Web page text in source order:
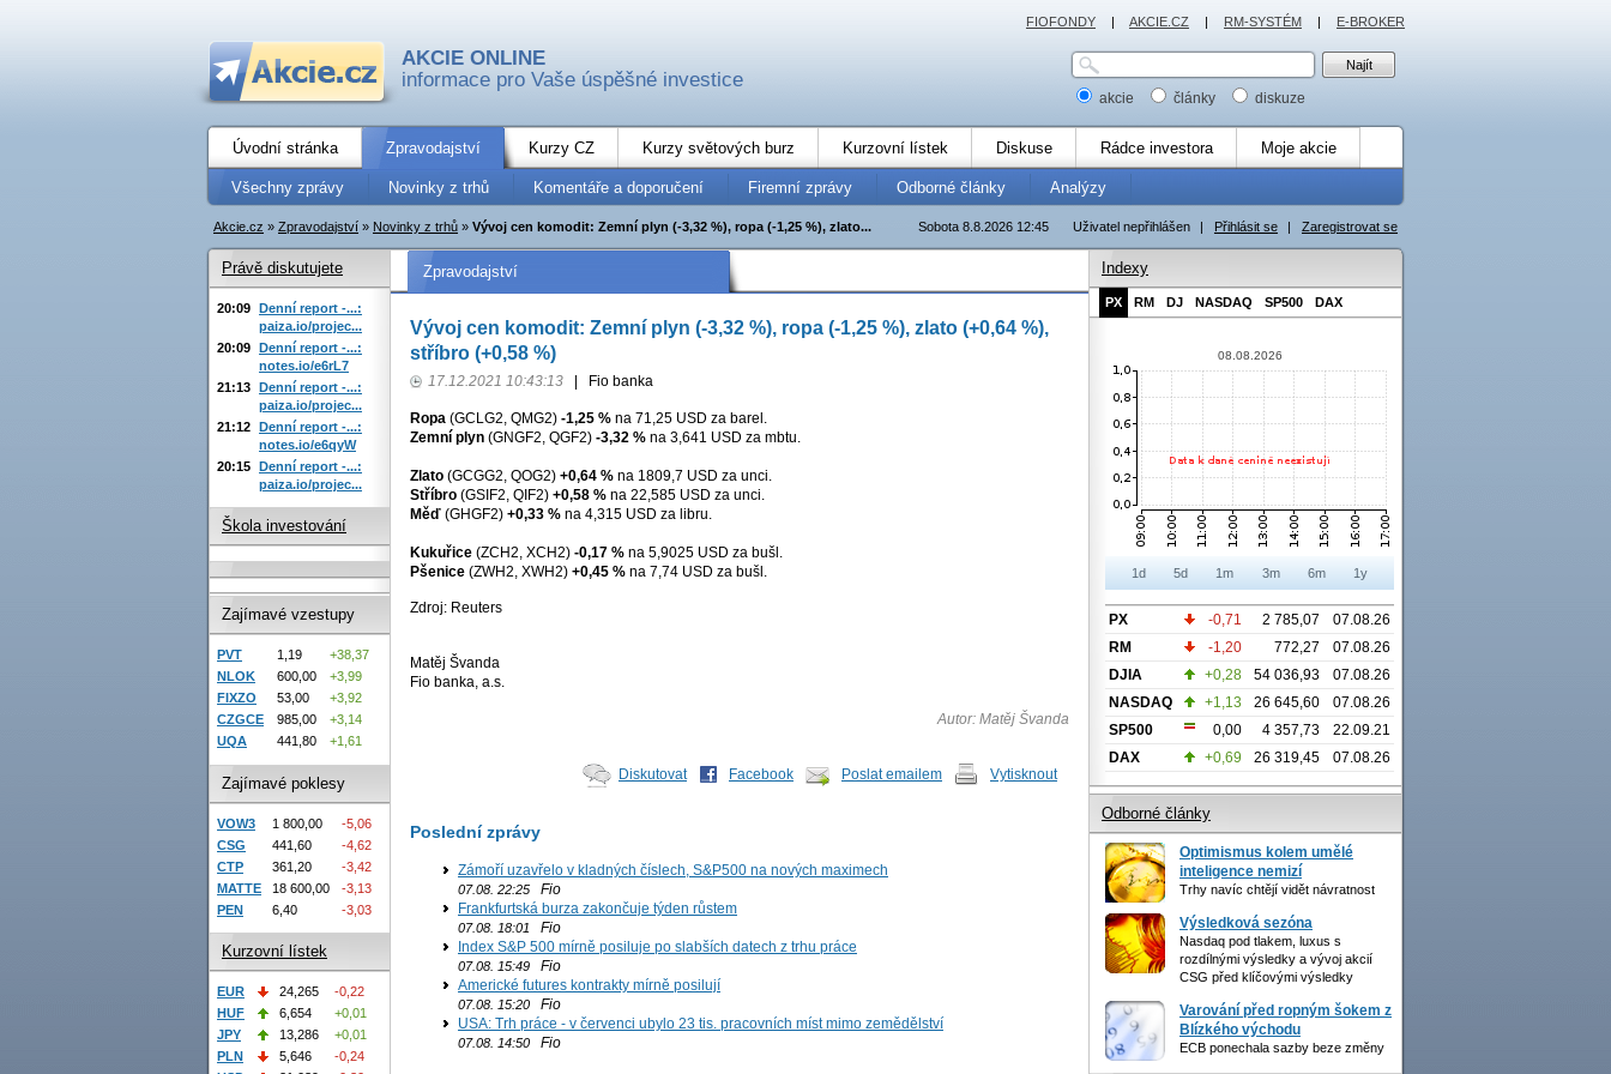
AKCIE ONLINE
informace pro Vaše úspěšné investice
akcie články diskuze
Úvodní stránka Zpravodajství Kurzy CZ Kurzy světových burz Kurzovní lístek Diskuse Rádce investora Moje akcie
Všechny zprávy Novinky z trhů Komentáře a doporučení Firemní zprávy Odborné články Analýzy
Uživatel nepřihlášen | Přihlásit se | Zaregistrovat se
Sobota 8.8.2026 12:45
Akcie.cz » Zpravodajství » Novinky z trhů » Vývoj cen komodit: Zemní plyn (-3,32 %), ropa (-1,25 %), zlato...
Zpravodajství
Vývoj cen komodit: Zemní plyn (-3,32 %), ropa (-1,25 %), zlato (+0,64 %),
stříbro (+0,58 %)
17.12.2021 10:43:13 Fio banka
Ropa (GCLG2, QMG2) -1,25 % na 71,25 USD za barel.
Zemní plyn (GNGF2, QGF2) -3,32 % na 3,641 USD za mbtu.
Zlato (GCGG2, QOG2) +0,64 % na 1809,7 USD za unci.
Stříbro (GSIF2, QIF2) +0,58 % na 22,585 USD za unci.
Měď (GHGF2) +0,33 % na 4,315 USD za libru.
Kukuřice (ZCH2, XCH2) -0,17 % na 5,9025 USD za bušl.
Pšenice (ZWH2, XWH2) +0,45 % na 7,74 USD za bušl.
Zdroj: Reuters
Matěj Švanda
Fio banka, a.s.
Autor: Matěj Švanda
Diskutovat Facebook Poslat emailem Vytisknout
Poslední zprávy
Zámoří uzavřelo v kladných číslech, S&P500 na nových maximech
07.08. 22:25 Fio
Frankfurtská burza zakončuje týden růstem
07.08. 18:01
Fio
Index S&P 500 mírně posiluje po slabších datech z trhu práce
07.08. 15:49 Fio
Americké futures kontrakty mírně posilují
07.08. 15:20 Fio
USA: Trh práce - v červenci ubylo 23 tis. pracovních míst mimo zemědělství
07.08. 14:50 Fio
Právě diskutujete
20:09 Denní report -...:
paiza.io/projec...
20:09 Denní report -...:
notes.io/e6rL7
21:13 Denní report -...:
paiza.io/projec...
21:12 Denní report -...:
notes.io/e6qyW
20:15 Denní report -...:
paiza.io/projec...
Škola investování
Zajímavé vzestupy
PVT 1,19
+38,37
NLOK
600,00
+3,99
FIXZO
53,00
+3,92
CZGCE
985,00
+3,14
UQA
441,80 +1,61
Zajímavé poklesy
VOW3 1 800,00
-5,06
CSG
441,60
-4,62
CTP
361,20
-3,42
MATTE
18 600,00
-3,13
PEN
6,40 -3,03
Kurzovní lístek
EUR 24,265
-0,22
HUF
6,654
+0,01
JPY
13,286
+0,01
PLN
5,646
-0,24
Indexy
PX RM DJ NASDAQ SP500 DAX
08.08.2026
1d 5d 1m 3m 6m 1y
PX -0,71 2 785,07
07.08.26
RM
-1,20 772,27
07.08.26
DJIA
+0,28 54 036,93
07.08.26
NASDAQ
+1,13 26 645,60
07.08.26
SP500
0,00 4 357,73
22.09.21
DAX
+0,69 26 319,45 07.08.26
Odborné články
Optimismus kolem umělé
inteligence nemizí
Trhy navíc chtějí vidět návratnost
Výsledková sezóna
Nasdaq pod tlakem, luxus s
rozdílnými výsledky a vývoj akcií
CSG před klíčovými výsledky
Varování před ropným šokem z
Blízkého východu
ECB ponechala sazby beze změny
FIOFONDY | AKCIE.CZ | RM-SYSTÉM | E-BROKER